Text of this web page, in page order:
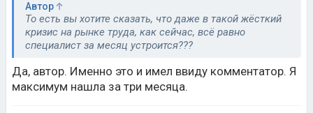
Автор
То есть вы хотите сказать, что даже в такой жёсткий
кризис на рынке труда, как сейчас, всё равно
специалист за месяц устроится???
Да, автор. Именно это и имел ввиду комментатор. Я
максимум нашла за три месяца.